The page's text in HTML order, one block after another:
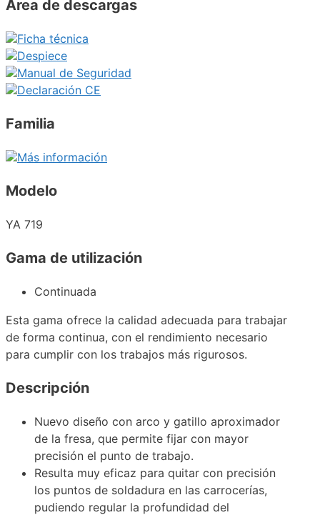
Área de descargas
Ficha técnica
Despiece
Manual de Seguridad
Declaración CE
Familia
Más información
Modelo
YA 719
Gama de utilización
Continuada
Esta gama ofrece la calidad adecuada para trabajar
de forma continua, con el rendimiento necesario
para cumplir con los trabajos más rigurosos.
Descripción
Nuevo diseño con arco y gatillo aproximador
de la fresa, que permite fijar con mayor
precisión el punto de trabajo.
Resulta muy eficaz para quitar con precisión
los puntos de soldadura en las carrocerías,
pudiendo regular la profundidad del